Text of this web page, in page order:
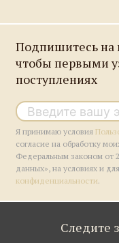
Подпишитесь на
чтобы первыми
поступлениях
Я принимаю условия
согласие на обработку
Федеральным законом от
данных», на условиях и
конфиденциальности.
Следите